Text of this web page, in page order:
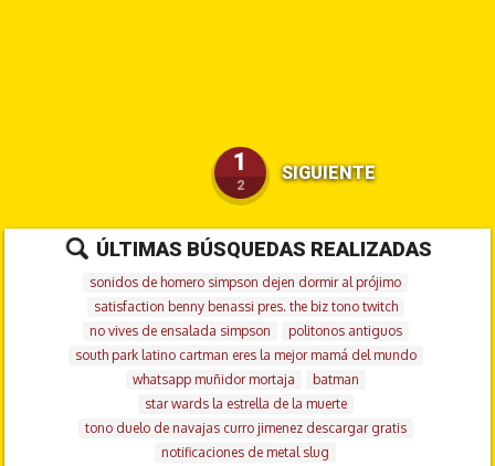
1
2
SIGUIENTE
ÚLTIMAS BÚSQUEDAS REALIZADAS
sonidos de homero simpson dejen dormir al prójimo
satisfaction benny benassi pres. the biz tono twitch
no vives de ensalada simpson
politonos antiguos
south park latino cartman eres la mejor mamá del mundo
whatsapp muñidor mortaja
batman
star wards la estrella de la muerte
tono duelo de navajas curro jimenez descargar gratis
notificaciones de metal slug